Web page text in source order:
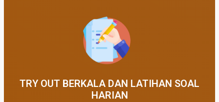
TRY OUT BERKALA DAN LATIHAN SOAL
HARIAN